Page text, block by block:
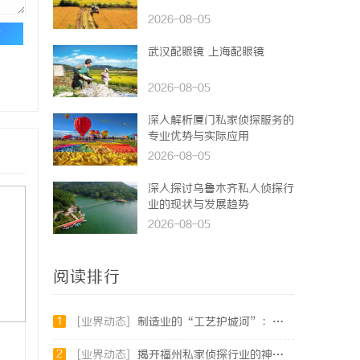
2026-08-05
武汉配眼镜 上海配眼镜
2026-08-05
深入解析厦门私家侦探服务的
专业优势与实际应用
2026-08-05
深入探讨乌鲁木齐私人侦探行
业的现状与发展趋势
2026-08-05
阅读排行
1 [业界动态] 制造业的“工艺护城河”：商业秘密律师如何守住车间里的“Know-how”
2 [业界动态] 揭开福州私家侦探行业的神秘面纱：服务、优势与法律解析